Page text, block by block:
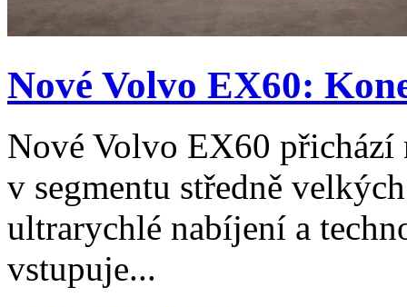
Nové Volvo EX60:
Nové Volvo EX60 přichází
v segmentu středně
ultrarychlé nabíjení a
vstupuje...